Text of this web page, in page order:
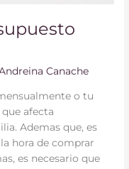
Canache
o tu
afecta
Ademas que, es
hora de comprar
es necesario que